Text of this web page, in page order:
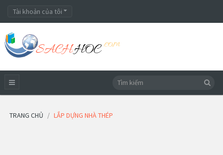
Tài khoản của tôi
TRANG CHỦ LẮP DỰNG NHÀ THÉP